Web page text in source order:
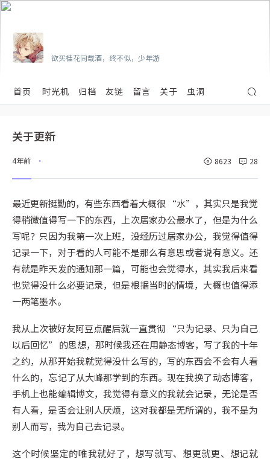
欲买桂花同载酒，终不似，少年游
首页 时光机 归档 友链 留言 关于 虫洞
关于更新
4年前 • 8623 28
最近更新挺勤的，有些东西看着大概很 “水”，其实只是我觉
得稍微值得写一下的东西，上次居家办公最水了，但是为什么
写呢？只因为我第一次上班，没经历过居家办公，我觉得值得
记录一下，对于看的人可能不是那么有意思或者说有意义。还
有就是昨天发的通知那一篇，可能也会觉得水，其实我后来看
也觉得没什么必要记录，但是根据当时的情境，大概也值得添
一两笔墨水。
我从上次被好友阿豆点醒后就一直贯彻 “只为记录、只为自己
以后回忆” 的思想，那时候我还在用静态博客，写了我的十年
之约，从那开始我就觉得没什么写的，写的东西会不会有人看
什么的，忘记了从大峰那学到的东西。现在我换了动态博客，
手机上也能编辑博文，我觉得有意义的我就会记录，无论是否
有人看，是否会让别人厌烦，这对我都是无所谓的，我不是为
别人而写，我为自己去记录。
这个时候坚定的唯我就好了，想写就写、想更就更、想记就